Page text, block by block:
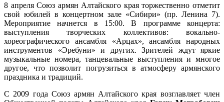
8 апреля Союз армян Алтайского края торжественно отметит
свой юбилей в концертном зале «Сибири» (пр. Ленина 7).
Мероприятие начнется в 15:00. В программе концерта:
выступления творческих коллективов: вокально-
хореографического ансамбля «Арцах», ансамбля народных
инструментов «Эребуни» и других. Зрителей ждут яркие
музыкальные номера, танцевальные выступления и многое
другое, что позволит погрузиться в атмосферу армянского
праздника и традиций.
С 2009 года Союз армян Алтайского края возглавляет член